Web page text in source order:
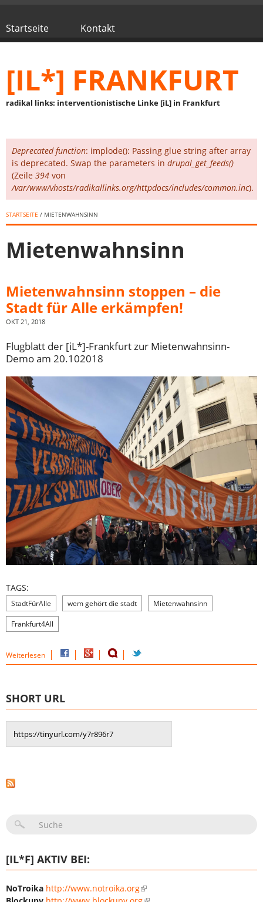
Hauptmenü
Startseite Kontakt
[IL*] FRANKFURT
radikal links: interventionistische Linke [iL] in Frankfurt
Fehlermeldung
Deprecated function: implode(): Passing glue string after array
is deprecated. Swap the parameters in drupal_get_feeds()
(Zeile 394 von
/var/www/vhosts/radikallinks.org/httpdocs/includes/common.inc).
STARTSEITE / MIETENWAHNSINN
Mietenwahnsinn
Mietenwahnsinn stoppen – die
Stadt für Alle erkämpfen!
OKT 21, 2018
Flugblatt der [iL*]-Frankfurt zur Mietenwahnsinn-
Demo am 20.102018
TAGS:
StadtFürAlle wem gehört die stadt Mietenwahnsinn
Frankfurt4All
Weiterlesen
SHORT URL
SUCHFORMULAR
[IL*F] AKTIV BEI:
NoTroika http://www.notroika.org